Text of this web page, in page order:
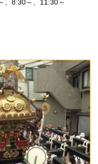
、8:30～、11:30～